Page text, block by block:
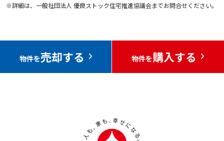
※詳細は、一般社団法人 優良ストック住宅推進協議会までお問合せください。
物件を売却する 物件を購入する